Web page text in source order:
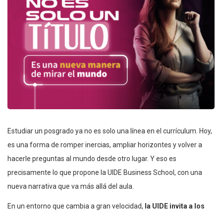
Estudiar un posgrado ya no es solo una línea en el currículum. Hoy,
es una forma de romper inercias, ampliar horizontes y volver a
hacerle preguntas al mundo desde otro lugar. Y eso es
precisamente lo que propone la UIDE Business School, con una
nueva narrativa que va más allá del aula.
En un entorno que cambia a gran velocidad, la UIDE invita a los